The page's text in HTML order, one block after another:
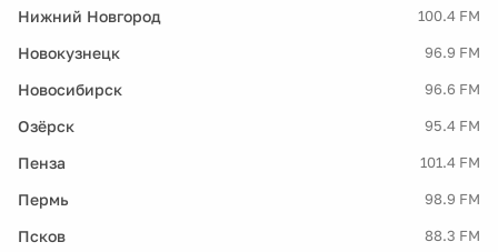
Нижний Новгород 100.4 FM
Новокузнецк 96.9 FM
Новосибирск 96.6 FM
Озёрск 95.4 FM
Пенза 101.4 FM
Пермь 98.9 FM
Псков 88.3 FM